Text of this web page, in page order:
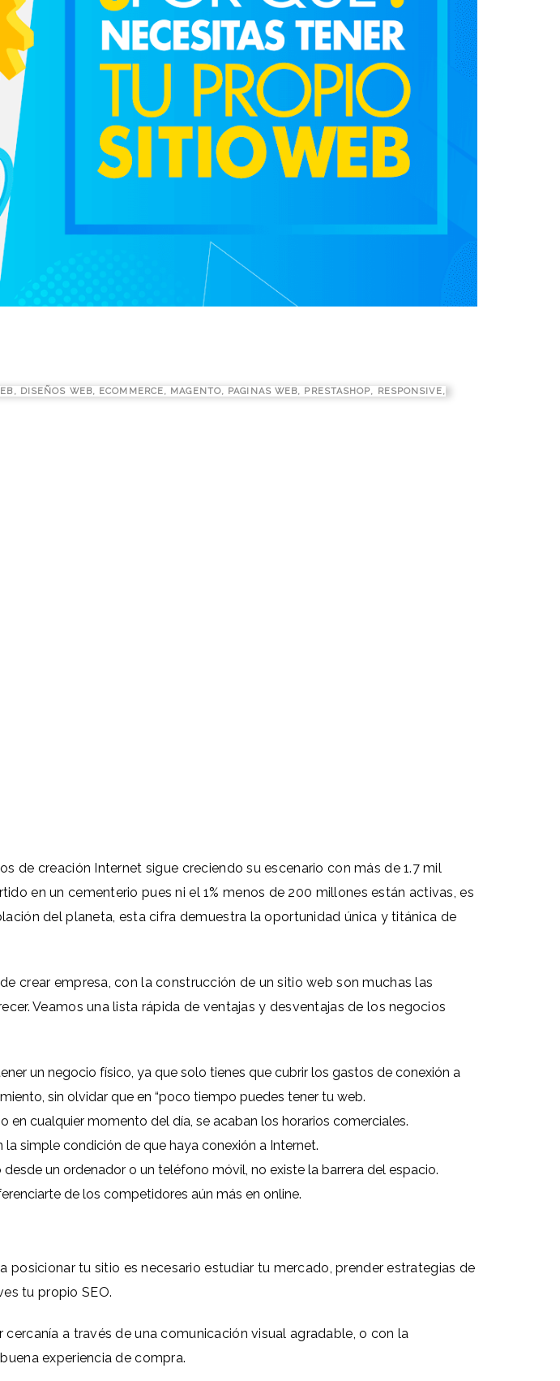
, DISEÑOS WEB, ECOMMERCE, MAGENTO, PAGINAS WEB, PRESTASHOP, RESPONSIVE,
de creación Internet sigue creciendo su escenario con más de 1.7 mil
en un cementerio pues ni el 1% menos de 200 millones están activas,es
del planeta, esta cifra demuestra la oportunidad única y titánica de
crear empresa, con la construcción de un sitio web son muchas las
Veamos una lista rápida de ventajas y desventajas de los negocios
un negocio físico, ya que solo tienes que cubrir los gastos de conexión a
sin olvidar que en “poco tiempo puedes tener tu web.
cualquier momento del día, se acaban los horarios comerciales.
simple condición de que haya conexión a Internet.
un ordenador o un teléfono móvil, no existe la barrera del espacio.
de los competidores aún más en online.
tu sitio es necesario estudiar tu mercado, prender estrategias de
tu propio SEO.
a través de una comunicación visual agradable, o con la
experiencia de compra.